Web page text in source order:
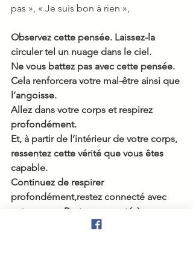
pas », « Je suis bon à rien »,
Observez cette pensée. Laissez-la
circuler tel un nuage dans le ciel.
Ne vous battez pas avec cette pensée.
Cela renforcera votre mal-être ainsi que
l’angoisse.
Allez dans votre corps et respirez
profondément.
Et, à partir de l’intérieur de votre corps,
ressentez cette vérité que vous êtes
capable.
Continuez de respirer
profondément,restez connecté avec
votre corps. Rester connecté à ce
ressenti et cette confiance qui sont en